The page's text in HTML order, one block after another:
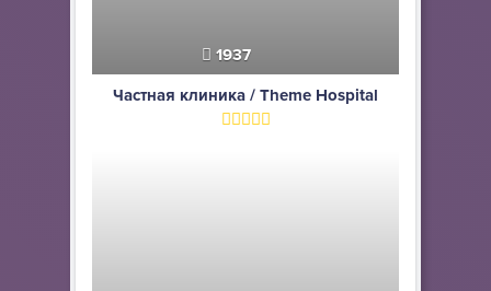
1937
Частная клиника / Theme Hospital